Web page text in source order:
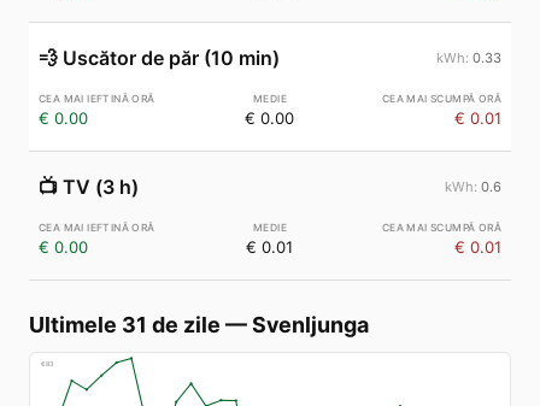
💨 Uscător de păr (10 min) 0.33
€ 0.00 € 0.00 € 0.01
📺 TV (3 h) 0.6
€ 0.00 € 0.01 € 0.01
Ultimele 31 de zile —Svenljunga
€83